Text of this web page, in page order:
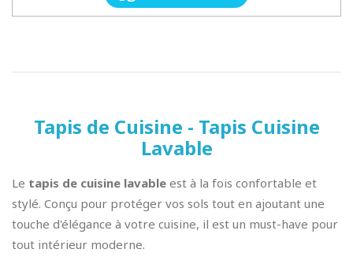
Tapis de Cuisine - Tapis Cuisine
Lavable
Le tapis de cuisine lavable est à la fois confortable et
stylé. Conçu pour protéger vos sols tout en ajoutant une
touche d'élégance à votre cuisine, il est un must-have pour
tout intérieur moderne.